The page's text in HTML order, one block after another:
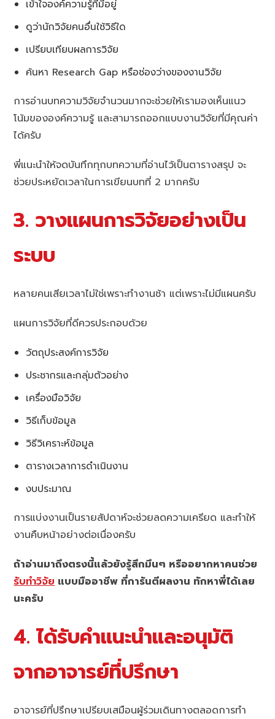
เข้าใจองค์ความรู้ที่มีอยู่
ดูว่านักวิจัยคนอื่นใช้วิธีใด
เปรียบเทียบผลการวิจัย
ค้นหา Research Gap หรือช่องว่างของงานวิจัย
การอ่านบทความวิจัยจำนวนมากจะช่วยให้เรามองเห็นแนว
โน้มขององค์ความรู้ และสามารถออกแบบงานวิจัยที่มีคุณค่า
ได้ครับ
พี่แนะนำให้จดบันทึกทุกบทความที่อ่านไว้เป็นตารางสรุป จะ
ช่วยประหยัดเวลาในการเขียนบทที่ 2 มากครับ
3. วางแผนการวิจัยอย่างเป็น
ระบบ
หลายคนเสียเวลาไม่ใช่เพราะทำงานช้า แต่เพราะไม่มีแผนครับ
แผนการวิจัยที่ดีควรประกอบด้วย
วัตถุประสงค์การวิจัย
ประชากรและกลุ่มตัวอย่าง
เครื่องมือวิจัย
วิธีเก็บข้อมูล
วิธีวิเคราะห์ข้อมูล
ตารางเวลาการดำเนินงาน
งบประมาณ
การแบ่งงานเป็นรายสัปดาห์จะช่วยลดความเครียด และทำให้
งานคืบหน้าอย่างต่อเนื่องครับ
ถ้าอ่านมาถึงตรงนี้แล้วยังรู้สึกมึนๆ หรืออยากหาคนช่วย
รับทำวิจัยแบบมืออาชีพ ที่การันตีผลงาน ทักหาพี่ได้เลย
นะครับ
4. ได้รับคำแนะนำและอนุมัติ
จากอาจารย์ที่ปรึกษา
อาจารย์ที่ปรึกษาเปรียบเสมือนผู้ร่วมเดินทางตลอดการทำ